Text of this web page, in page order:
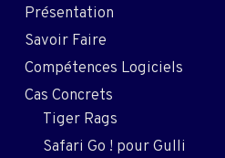
Présentation
Savoir Faire
Compétences Logiciels
Cas Concrets
Tiger Rags
Safari Go ! pour Gulli